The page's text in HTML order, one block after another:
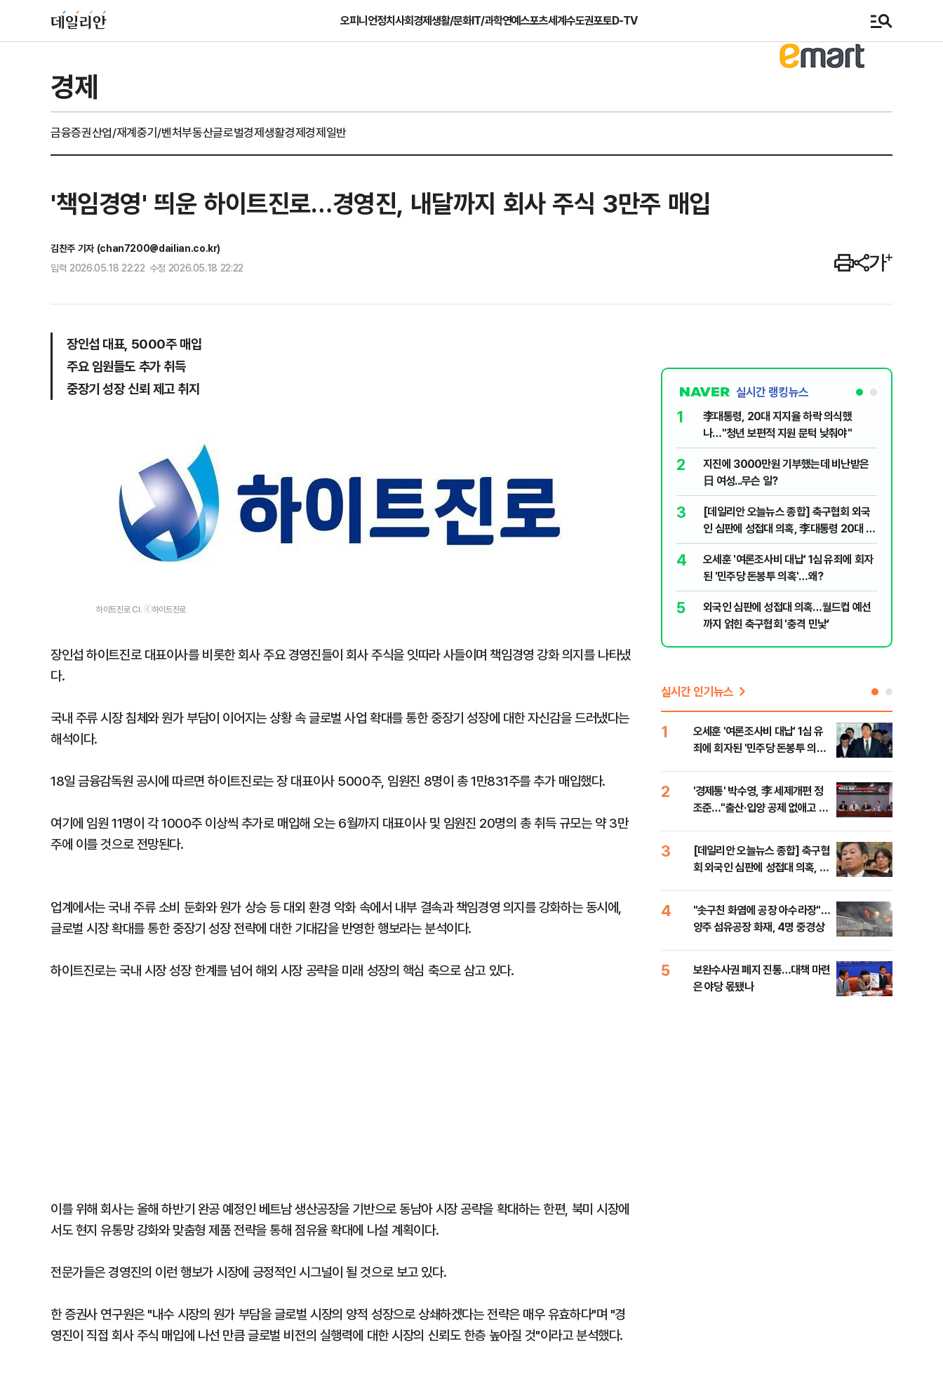
오피니언정치사회경제생활/문화IT/과학연예스포츠세계수도권포토D-TV
경제
금융증권산업/재계중기/벤처부동산글로벌경제생활경제경제일반
'책임경영' 띄운 하이트진로…경영진, 내달까지 회사 주식 3만주 매입
김찬주 기자 (chan7200@dailian.co.kr)
입력 2026.05.18 22:22 수정 2026.05.18 22:22
장인섭 대표, 5000주 매입
주요 임원들도 추가 취득
중장기 성장 신뢰 제고 취지
하이트진로 CI. ⓒ하이트진로
장인섭 하이트진로 대표이사를 비롯한 회사 주요 경영진들이 회사 주식을 잇따라 사들이며 책임경영 강화 의지를 나타냈
다.
국내 주류 시장 침체와 원가 부담이 이어지는 상황 속 글로벌 사업 확대를 통한 중장기 성장에 대한 자신감을 드러냈다는
해석이다.
18일 금융감독원 공시에 따르면 하이트진로는 장 대표이사 5000주, 임원진 8명이 총 1만831주를 추가 매입했다.
여기에 임원 11명이 각 1000주 이상씩 추가로 매입해 오는 6월까지 대표이사 및 임원진 20명의 총 취득 규모는 약 3만
주에 이를 것으로 전망된다.
업계에서는 국내 주류 소비 둔화와 원가 상승 등 대외 환경 악화 속에서 내부 결속과 책임경영 의지를 강화하는 동시에,
글로벌 시장 확대를 통한 중장기 성장 전략에 대한 기대감을 반영한 행보라는 분석이다.
하이트진로는 국내 시장 성장 한계를 넘어 해외 시장 공략을 미래 성장의 핵심 축으로 삼고 있다.
이를 위해 회사는 올해 하반기 완공 예정인 베트남 생산공장을 기반으로 동남아 시장 공략을 확대하는 한편, 북미 시장에
서도 현지 유통망 강화와 맞춤형 제품 전략을 통해 점유율 확대에 나설 계획이다.
전문가들은 경영진의 이런 행보가 시장에 긍정적인 시그널이 될 것으로 보고 있다.
한 증권사 연구원은 "내수 시장의 원가 부담을 글로벌 시장의 양적 성장으로 상쇄하겠다는 전략은 매우 유효하다"며 "경
영진이 직접 회사 주식 매입에 나선 만큼 글로벌 비전의 실행력에 대한 시장의 신뢰도 한층 높아질 것"이라고 분석했다.
실시간 랭킹뉴스
1
李대통령, 20대 지지율 하락 의식했
나…"청년 보편적 지원 문턱 낮춰야"
2
지진에 3000만원 기부했는데 비난받은
日 여성...무슨 일?
3
[데일리안 오늘뉴스 종합] 축구협회 외국
인 심판에 성접대 의혹, 李대통령 20대 지
지율 하락 의식했나, 삼전닉스 올인은 금
물, SK하이닉스 프리마켓 시초가 논란 재
점화, 김민석 "과반 승리 가능성 99%" 등
4
오세훈 '여론조사비 대납' 1심 유죄에 회자
된 '민주당 돈봉투 의혹'…왜?
5
외국인 심판에 성접대 의혹…월드컵 예선
까지 얽힌 축구협회 '충격 민낯’
실시간 인기뉴스
1
오세훈 '여론조사비 대납' 1심 유
죄에 회자된 '민주당 돈봉투 의
2
'경제통' 박수영, 李 세제개편 정
조준…"출산·입양 공제 없애고 세
3
[데일리안 오늘뉴스 종합] 축구협
회 외국인 심판에 성접대 의혹, 李
이닉스 프리마켓 시초가 논란 재
점화, 김민석 "과반 승리 가능성
99%" 등
4
"솟구친 화염에 공장 아수라장"…
양주 섬유공장 화재, 4명 중경상
5
보완수사권 폐지 진통…대책 마련
은 야당 몫됐나